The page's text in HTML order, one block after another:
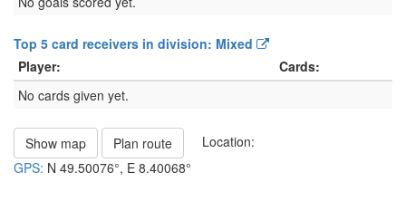
Top 5 card receivers in division: Mixed
Player:
Cards:
No cards given yet.
Show map Plan route
Location:
GPS: N 49.50076°, E 8.40068°